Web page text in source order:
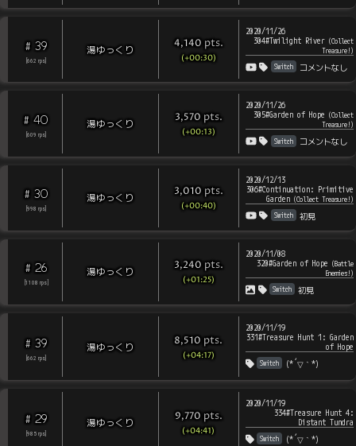
# 39
[662 rps
湯ゆっくり 4,140 pts.
(+00:30)
2020/11/26
304#Twilight River(Collect
Treasure!)
Switch
コメントなし
# 40
[609 rps
湯ゆっくり 3,570 pts.
(+00:13)
2020/11/26
305#Garden of Hope (Collect
Treasure!)
Switch
コメントなし
# 30
[998 rps
湯ゆっくり 3,010 pts.
(+00:40)
2020/12/13
306#Continuation: Primitive
Garden(Collect Treasure!)
Switch
初見
# 26
1108 rps
湯ゆっくり 3,240 pts.
(+01:25)
2020/11/08
320#Garden of Hope (Battle
Enemies!)
Switch
初見
# 39
[662 rps
湯ゆっくり 8,510 pts.
(+04:17)
2020/11/19
331#Treasure Hunt 1: Garden
of Hope
Switch (*´▽｀*)
# 29
[985 rps
湯ゆっくり 9,770 pts.
(+04:41)
2020/11/19
334#Treasure Hunt 4:
Distant Tundra
Switch (*´▽｀*)